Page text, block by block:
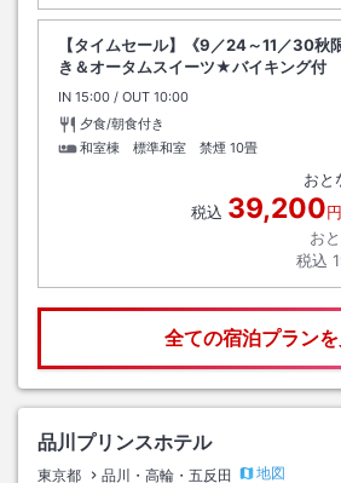
【タイムセール】《9／24～11／30秋
き＆オータムスイーツ★バイキング付
IN チェックイン
15:00 / OUT チェックアウト
10:00
夕食/朝食付き
和室棟 標準和室 禁煙 10畳
おと
税込 39,200円
お
税込
全ての宿泊プラン
品川プリンスホテル
東京都 品川・高輪・五反田
地図